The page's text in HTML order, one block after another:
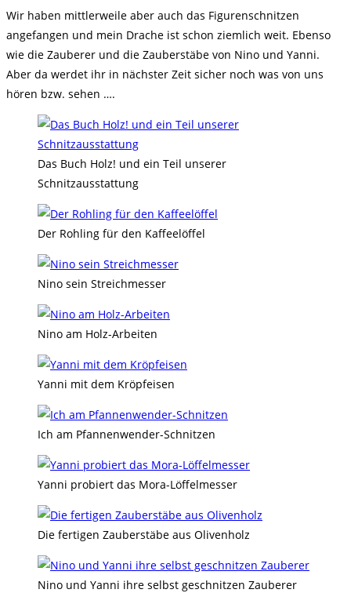
Wir haben mittlerweile aber auch das Figurenschnitzen
angefangen und mein Drache ist schon ziemlich weit. Ebenso
wie die Zauberer und die Zauberstäbe von Nino und Yanni.
Aber da werdet ihr in nächster Zeit sicher noch was von uns
hören bzw. sehen ….
Das Buch Holz! und ein Teil unserer
Schnitzausstattung
Der Rohling für den Kaffeelöffel
Nino sein Streichmesser
Nino am Holz-Arbeiten
Yanni mit dem Kröpfeisen
Ich am Pfannenwender-Schnitzen
Yanni probiert das Mora-Löffelmesser
Die fertigen Zauberstäbe aus Olivenholz
Nino und Yanni ihre selbst geschnitzen Zauberer